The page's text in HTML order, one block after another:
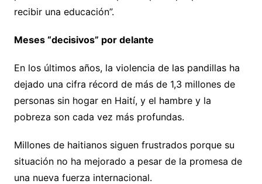
recibir una educación”.
Meses “decisivos” por delante
En los últimos años, la violencia de las pandillas ha
dejado una cifra récord de más de 1,3 millones de
personas sin hogar en Haití, y el hambre y la
pobreza son cada vez más profundas.
Millones de haitianos siguen frustrados porque su
situación no ha mejorado a pesar de la promesa de
una nueva fuerza internacional.